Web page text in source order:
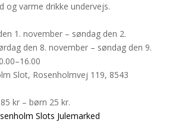
og varme drikke undervejs.
1. november – søndag den 2.
den 8. november – søndag den 9.
Slot, Rosenholmvej 119, 8543
kr – børn 25 kr.
Slots Julemarked